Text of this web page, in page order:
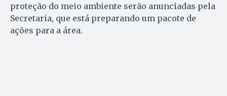
proteção do meio ambiente serão anunciadas pela
Secretaria, que está preparando um pacote de
ações para a área.